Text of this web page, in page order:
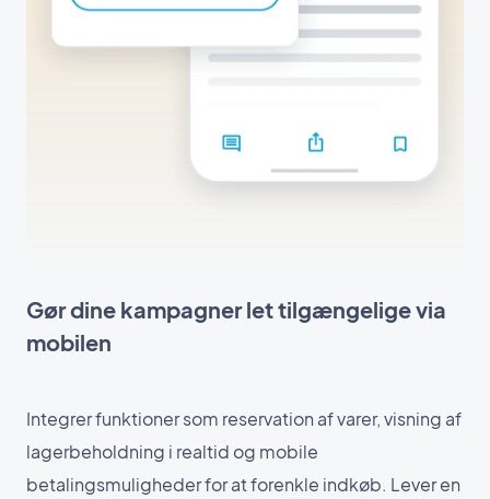
Gør dine kampagner let tilgængelige via
mobilen
Integrer funktioner som reservation af varer, visning af
lagerbeholdning i realtid og mobile
betalingsmuligheder for at forenkle indkøb. Lever en